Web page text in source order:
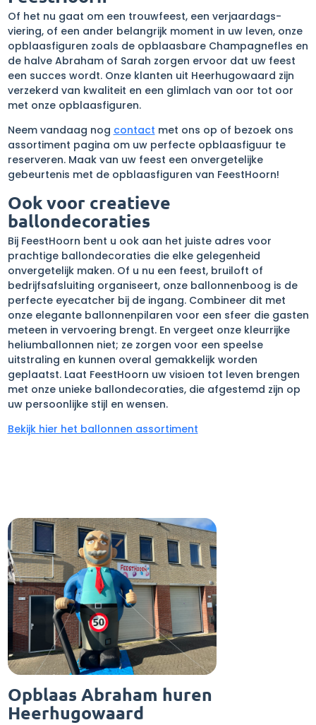
Of het nu gaat om een trouwfeest, een verjaardags-
viering, of een ander belangrijk moment in uw leven, onze
opblaasfiguren zoals de opblaasbare Champagnefles en
de halve Abraham of Sarah zorgen ervoor dat uw feest
een succes wordt. Onze klanten uit Heerhugowaard zijn
verzekerd van kwaliteit en een glimlach van oor tot oor
met onze opblaasfiguren.
Neem vandaag nog contact met ons op of bezoek ons
assortiment pagina om uw perfecte opblaasfiguur te
reserveren. Maak van uw feest een onvergetelijke
gebeurtenis met de opblaasfiguren van FeestHoorn!
Ook voor creatieve
ballondecoraties
Bij FeestHoorn bent u ook aan het juiste adres voor
prachtige ballondecoraties die elke gelegenheid
onvergetelijk maken. Of u nu een feest, bruiloft of
bedrijfsafsluiting organiseert, onze ballonnenboog is de
perfecte eyecatcher bij de ingang. Combineer dit met
onze elegante ballonnenpilaren voor een sfeer die gasten
meteen in vervoering brengt. En vergeet onze kleurrijke
heliumballonnen niet; ze zorgen voor een speelse
uitstraling en kunnen overal gemakkelijk worden
geplaatst. Laat FeestHoorn uw visioen tot leven brengen
met onze unieke ballondecoraties, die afgestemd zijn op
uw persoonlijke stijl en wensen.
Bekijk hier het ballonnen assortiment
Opblaas Abraham huren
Heerhugowaard